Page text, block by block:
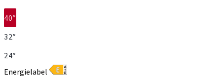
40″
32″
24″
Energielabel